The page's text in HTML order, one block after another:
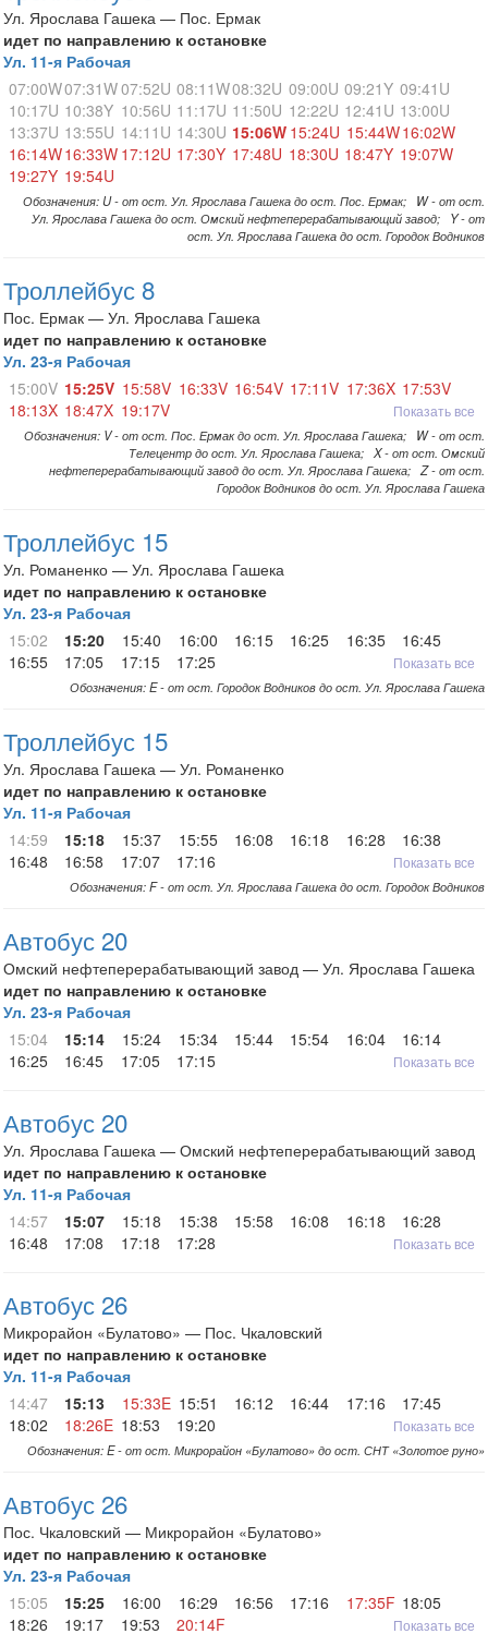
Ул. Ярослава Гашека — Пос. Ермак
идет по направлению к остановке
Ул. 11-я Рабочая
07:00W07:31W07:52U 08:11W08:32U 09:00U 09:21Y 09:41U
10:17U 10:38Y 10:56U 11:17U 11:50U 12:22U 12:41U 13:00U
13:37U 13:55U 14:11U 14:30U 15:06W 15:24U 15:44W16:02W
16:14W16:33W 17:12U 17:30Y 17:48U 18:30U 18:47Y 19:07W
19:27Y 19:54U
Обозначения: U - от ост. Ул. Ярослава Гашека до ост. Пос. Ермак; W - от ост.
Ул. Ярослава Гашека до ост. Омский нефтеперерабатывающий завод; Y - от
ост. Ул. Ярослава Гашека до ост. Городок Водников
Троллейбус 8
Пос. Ермак — Ул. Ярослава Гашека
идет по направлению к остановке
Ул. 23-я Рабочая
15:00V 15:25V 15:58V 16:33V 16:54V 17:11V 17:36X 17:53V
18:13X 18:47X 19:17V Показать все
Обозначения: V - от ост. Пос. Ермак до ост. Ул. Ярослава Гашека; W - от ост.
Телецентр до ост. Ул. Ярослава Гашека; X - от ост. Омский
нефтеперерабатывающий завод до ост. Ул. Ярослава Гашека; Z - от ост.
Городок Водников до ост. Ул. Ярослава Гашека
Троллейбус 15
Ул. Романенко — Ул. Ярослава Гашека
идет по направлению к остановке
Ул. 23-я Рабочая
15:02
15:20 15:40 16:00 16:15 16:25 16:35
16:45
16:55
17:05 17:15 17:25 Показать все
Обозначения: E - от ост. Городок Водников до ост. Ул. Ярослава Гашека
Троллейбус 15
Ул. Ярослава Гашека — Ул. Романенко
идет по направлению к остановке
Ул. 11-я Рабочая
14:59
15:18 15:37 15:55 16:08 16:18 16:28
16:38
16:48
16:58 17:07 17:16 Показать все
Обозначения: F - от ост. Ул. Ярослава Гашека до ост. Городок Водников
Автобус 20
Омский нефтеперерабатывающий завод — Ул. Ярослава Гашека
идет по направлению к остановке
Ул. 23-я Рабочая
15:04
15:14 15:24 15:34 15:44 15:54 16:04
16:14
16:25
16:45 17:05 17:15 Показать все
Автобус 20
Ул. Ярослава Гашека — Омский нефтеперерабатывающий завод
идет по направлению к остановке
Ул. 11-я Рабочая
14:57
15:07 15:18 15:38 15:58 16:08 16:18
16:28
16:48
17:08 17:18 17:28 Показать все
Автобус 26
Микрорайон «Булатово» — Пос. Чкаловский
идет по направлению к остановке
Ул. 11-я Рабочая
14:47
15:13 15:33E 15:51 16:12 16:44 17:16
17:45
18:02
18:26E 18:53 19:20 Показать все
Обозначения: E - от ост. Микрорайон «Булатово» до ост. СНТ «Золотое руно»
Автобус 26
Пос. Чкаловский — Микрорайон «Булатово»
идет по направлению к остановке
Ул. 23-я Рабочая
15:05
15:25 16:00 16:29 16:56 17:16 17:35F 18:05
18:26
19:17 19:53 20:14F Показать все